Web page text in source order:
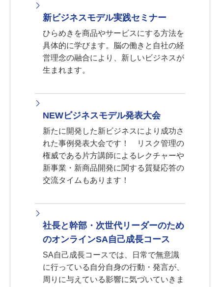
新ビジネスモデル実践セミナー
ひらめきを商品やサービスにする方法を
具体的に学びます。脳の働きと自社の経
営理念の融合により、新しいビジネスが
生まれます。
NEWビジネスモデル発表大会
新たに開発した新ビジネスにより成功さ
れた事例発表大会です！ リスク管理の
権威である片方講師によるレクチャーや
新事業・新商品開発に関する質疑応答の
交流タイムもあります！
社長と幹部・次世代リーダーのため
のオンラインSA自己成長コース
SA自己成長コースでは、日常で無意識
に行っている自分自身の行動・発言が、
周りに与えている影響に気づいていきま